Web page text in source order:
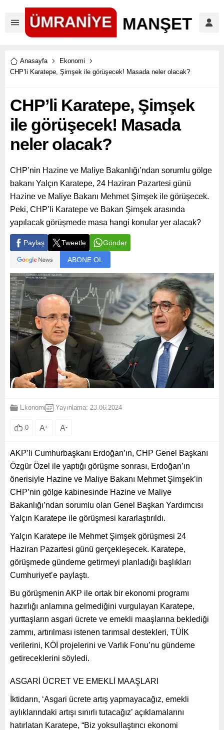
Anasayfa
Ekonomi
CHP’li Karatepe, Şimşek ile görüşecek! Masada neler olacak?
CHP’li Karatepe, Şimşek
ile görüşecek! Masada
neler olacak?
CHP’nin Hazine ve Maliye Bakanlığı’ndan sorumlu gölge
bakanı Yalçın Karatepe, 24 Haziran Pazartesi günü
Hazine ve Maliye Bakanı Mehmet Şimşek ile görüşecek.
Peki, CHP’li Karatepe ve Bakan Şimşek arasında
yapılacak görüşmede masa hangi konular yer alacak?
Paylaş Tweetle Gönder
ABONE OL
Ekonomi Yayınlama: 23.06.2024
0 A+ A-
AKP’li Cumhurbaşkanı Erdoğan’ın, CHP Genel Başkanı
Özgür Özel ile yaptığı görüşme sonrası, Erdoğan’ın
önerisiyle Hazine ve Maliye Bakanı Mehmet Şimşek’in
CHP’nin gölge kabinesinde Hazine ve Maliye
Bakanlığı’ndan sorumlu olan Genel Başkan Yardımcısı
Yalçın Karatepe ile görüşmesi kararlaştırıldı.
Yalçın Karatepe ile Mehmet Şimşek görüşmesi 24
Haziran Pazartesi günü gerçekleşecek. Karatepe,
görüşmede gündeme getirmeyi planladığı başlıkları
Cumhuriyet’e paylaştı.
Bu görüşmenin AKP ile ortak bir ekonomi programı
hazırlığı anlamına gelmediğini vurgulayan Karatepe,
yurttaşların asgari ücrete ve emekli maaşlarına beklediği
zammı, artırılması istenen tarımsal destekleri, TÜİK
verilerini, KÖİ projelerini ve Varlık Fonu’nu gündeme
getireceklerini söyledi.
ASGARİ ÜCRET VE EMEKLİ MAAŞLARI
İktidarın, ‘Asgari ücrete artış yapmayacağız, emekli
aylıklarındaki artışı sınırlı tutacağız’ açıklamalarını
hatırlatan Karatepe, “Biz yoksullaştırıcı ekonomi